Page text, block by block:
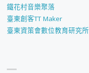
鐵花村音樂聚落
臺東創客TT Maker
臺東資策會數位教育研究所